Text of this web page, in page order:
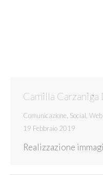
Camilla
Comunicazione Social Web
19 Febbraio 2019
Realizzazione